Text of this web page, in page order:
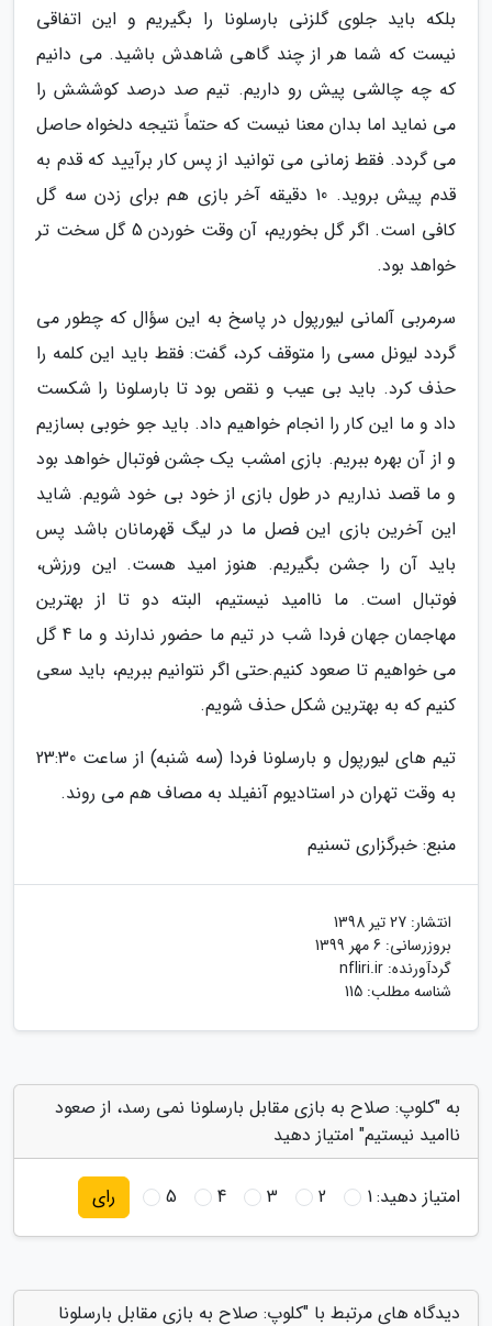
بلکه باید جلوی گلزنی بارسلونا را بگیریم و این اتفاقی
نیست که شما هر از چند گاهی شاهدش باشید. می دانیم
که چه چالشی پیش رو داریم. تیم صد درصد کوششش را
می نماید اما بدان معنا نیست که حتماً نتیجه دلخواه حاصل
می گردد. فقط زمانی می توانید از پس کار برآیید که قدم به
قدم پیش بروید. 10 دقیقه آخر بازی هم برای زدن سه گل
کافی است. اگر گل بخوریم، آن وقت خوردن 5 گل سخت تر
خواهد بود.
سرمربی آلمانی لیورپول در پاسخ به این سؤال که چطور می
گردد لیونل مسی را متوقف کرد، گفت: فقط باید این کلمه را
حذف کرد. باید بی عیب و نقص بود تا بارسلونا را شکست
داد و ما این کار را انجام خواهیم داد. باید جو خوبی بسازیم
و از آن بهره ببریم. بازی امشب یک جشن فوتبال خواهد بود
و ما قصد نداریم در طول بازی از خود بی خود شویم. شاید
این آخرین بازی این فصل ما در لیگ قهرمانان باشد پس
باید آن را جشن بگیریم. هنوز امید هست. این ورزش،
فوتبال است. ما ناامید نیستیم، البته دو تا از بهترین
مهاجمان جهان فردا شب در تیم ما حضور ندارند و ما 4 گل
می خواهیم تا صعود کنیم.حتی اگر نتوانیم ببریم، باید سعی
کنیم که به بهترین شکل حذف شویم.
تیم های لیورپول و بارسلونا فردا (سه شنبه) از ساعت 23:30
به وقت تهران در استادیوم آنفیلد به مصاف هم می روند.
منبع: خبرگزاری تسنیم
انتشار: 27 تیر 1398
بروزرسانی: 6 مهر 1399
گردآورنده: nfliri.ir
شناسه مطلب: 115
به "کلوپ: صلاح به بازی مقابل بارسلونا نمی رسد، از صعود
ناامید نیستیم" امتیاز دهید
امتیاز دهید:1
2
3
4
5 رای
دیدگاه های مرتبط با "کلوپ: صلاح به بازی مقابل بارسلونا